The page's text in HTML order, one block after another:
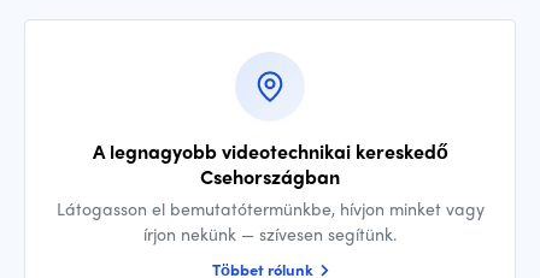
A legnagyobb videotechnikai kereskedő
Csehországban
Látogasson el bemutatótermünkbe, hívjon minket vagy
írjon nekünk — szívesen segítünk.
Többet rólunk